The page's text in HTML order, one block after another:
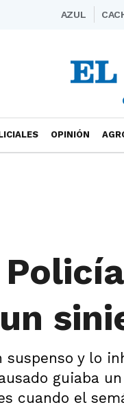
AZUL
OPINIÓN
y lo
guiaba
cuando el